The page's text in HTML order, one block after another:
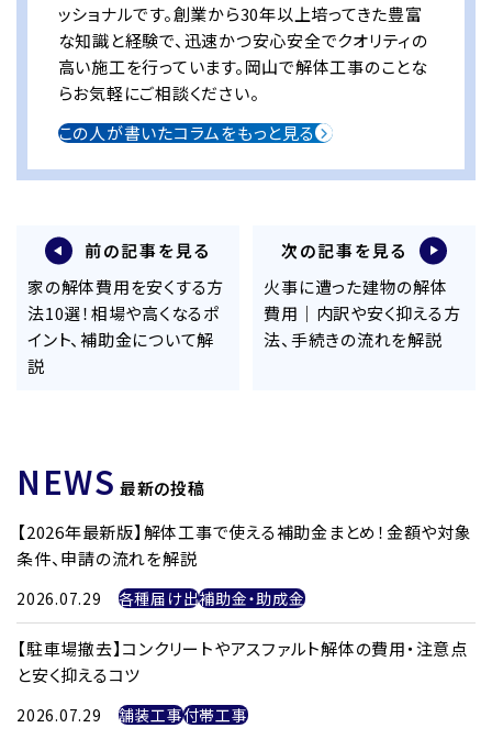
ッショナルです。創業から30年以上培ってきた豊富
な知識と経験で、迅速かつ安心安全でクオリティの
高い施工を行っています。岡山で解体工事のことな
らお気軽にご相談ください。
この人が書いたコラムをもっと見る
前の記事を見る
家の解体費用を安くする方
法10選！相場や高くなるポ
イント、補助金について解
説
次の記事を見る
火事に遭った建物の解体
費用｜内訳や安く抑える方
法、手続きの流れを解説
NEWS 最新の投稿
【2026年最新版】解体工事で使える補助金まとめ！金額や対象
条件、申請の流れを解説
2026.07.29 各種届け出補助金・助成金
【駐車場撤去】コンクリートやアスファルト解体の費用・注意点
と安く抑えるコツ
2026.07.29 舗装工事付帯工事